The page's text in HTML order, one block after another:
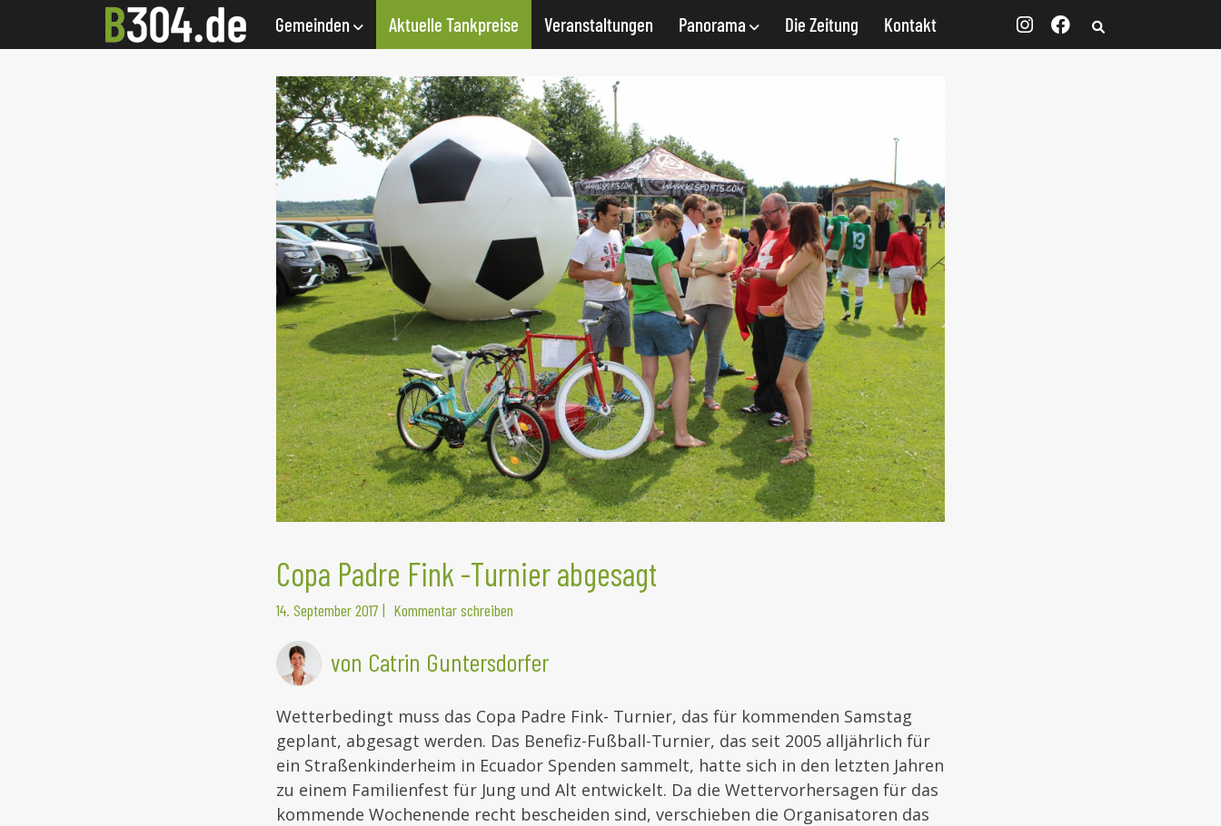
Gemeinden Aktuelle Tankpreise Veranstaltungen Panorama Die Zeitung Kontakt
Copa Padre Fink -Turnier abgesagt
14. September 2017 | Kommentar schreiben
von Catrin Guntersdorfer
Wetterbedingt muss das Copa Padre Fink- Turnier, das für kommenden Samstag
geplant, abgesagt werden. Das Benefiz-Fußball-Turnier, das seit 2005 alljährlich für
ein Straßenkinderheim in Ecuador Spenden sammelt, hatte sich in den letzten Jahren
zu einem Familienfest für Jung und Alt entwickelt. Da die Wettervorhersagen für das
kommende Wochenende recht bescheiden sind, verschieben die Organisatoren das